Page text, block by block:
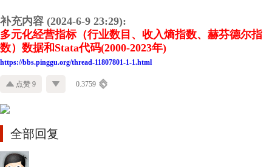
补充内容 (2024-6-9 23:29):
多元化经营指标（行业数目、收入熵指数、赫芬德尔指
数）数据和Stata代码(2000-2023年)
https://bbs.pinggu.org/thread-11807801-1-1.html
点赞 9 0.3759
全部回复